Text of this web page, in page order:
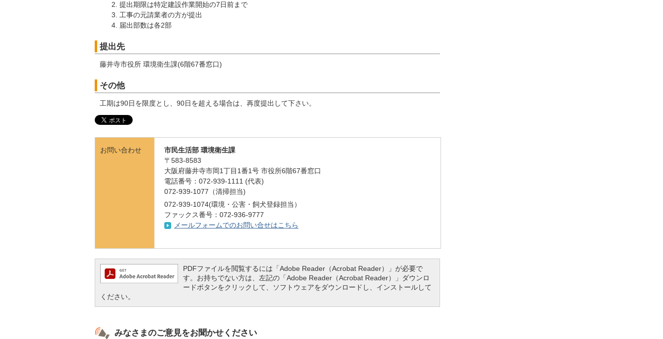
提出期限は特定建設作業開始の7日前まで
工事の元請業者の方が提出
届出部数は各2部
提出先
藤井寺市役所 環境衛生課(6階67番窓口)
その他
工期は90日を限度とし、90日を超える場合は、再度提出して下さい。
お問い合わせ
市民生活部 環境衛生課
〒583-8583
大阪府藤井寺市岡1丁目1番1号 市役所6階67番窓口
電話番号：072-939-1111 (代表)
072-939-1077（清掃担当)
072-939-1074(環境・公害・飼犬登録担当）
ファックス番号：072-936-9777
メールフォームでのお問い合せはこちら
PDFファイルを閲覧するには「Adobe Reader（Acrobat Reader）」が必要で
す。お持ちでない方は、左記の「Adobe Reader（Acrobat Reader）」ダウンロ
ードボタンをクリックして、ソフトウェアをダウンロードし、インストールして
ください。
みなさまのご意見をお聞かせください